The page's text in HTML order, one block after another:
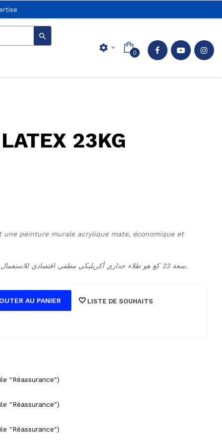

settings 0
23KG
une peinture murale acrylique mate, économique et
Deutsch Latex Plastic سعة 23 كغ هو طلاء جداري أكريليكي مطفي اقتصادي للاستعمال الداخلي.
AU PANIER LISTE DE SOUHAITS
"Réassurance")
"Réassurance")
"Réassurance")